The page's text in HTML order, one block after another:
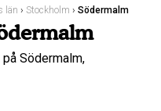
län › Stockholm › Södermalm
Södermalm,